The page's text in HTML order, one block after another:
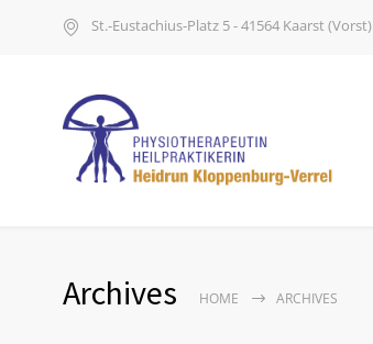
St.-Eustachius-Platz 5 - 41564 Kaarst (Vorst)
Archives HOME ARCHIVES